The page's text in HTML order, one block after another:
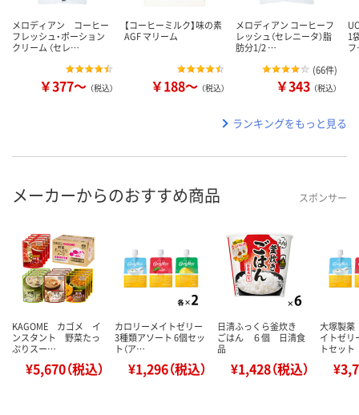
メロディアン コーヒー
フレッシュ・ポーション
クリーム （セレ…
￥377～ （税込）
【コーヒーミルク】味の素
AGF マリーム
￥188～ （税込）
メロディアン コーヒーフ
レッシュ（セレニータ）脂
肪分1/2 …
(66件)
￥343 （税込）
1
ランキングをもっと見る
メーカーからのおすすめ商品 スポンサー
KAGOME カゴメ イ
ンスタント 野菜たっ
ぷりスー…
¥5,670（税込）
カロリーメイトゼリー
3種類アソート 6個セッ
ト（ア…
¥1,296（税込）
日清ふっくら釜炊き
ごはん ６個 日清食
品
¥1,428（税込）
大塚製
イトゼリ
トセッ